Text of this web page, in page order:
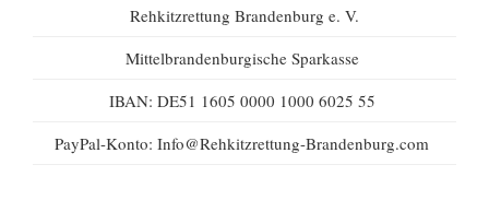
Rehkitzrettung Brandenburg e. V.
Mittelbrandenburgische Sparkasse
IBAN: DE51 1605 0000 1000 6025 55
PayPal-Konto: Info@Rehkitzrettung-Brandenburg.com